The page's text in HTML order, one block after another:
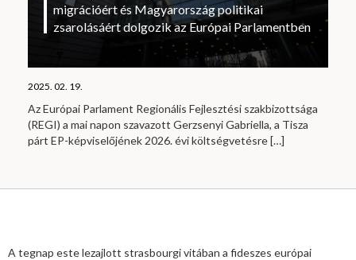
migrációért és Magyarország politikai
zsarolásáért dolgozik az Európai Parlamentben
2025. 02. 19.
Az Európai Parlament Regionális Fejlesztési szakbizottsága
(REGI) a mai napon szavazott Gerzsenyi Gabriella, a Tisza
párt EP-képviselőjének 2026. évi költségvetésre[…]
A tegnap este lezajlott strasbourgi vitában a fideszes európai